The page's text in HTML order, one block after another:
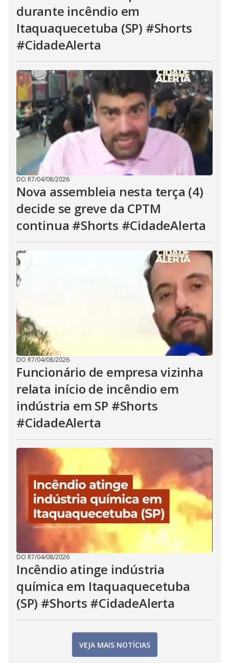
durante incêndio em
Itaquaquecetuba (SP) #Shorts
#CidadeAlerta
DO R7/04/08/2026
Nova assembleia nesta terça (4)
decide se greve da CPTM
continua #Shorts #CidadeAlerta
DO R7/04/08/2026
Funcionário de empresa vizinha
relata início de incêndio em
indústria em SP #Shorts
#CidadeAlerta
DO R7/04/08/2026
Incêndio atinge indústria
química em Itaquaquecetuba
(SP) #Shorts #CidadeAlerta
VEJA MAIS NOTÍCIAS